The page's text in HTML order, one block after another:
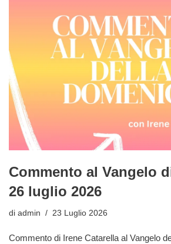
Commento al Vangelo
26 luglio 2026
di admin 23 Luglio 2026
Commento di Irene Catarella al Vangelo